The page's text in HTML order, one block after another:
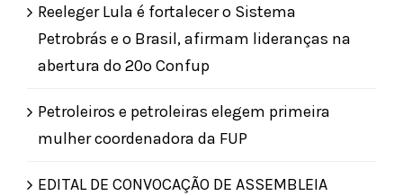
Reeleger Lula é fortalecer o Sistema
Petrobrás e o Brasil, afirmam lideranças na
abertura do 20º Confup
Petroleiros e petroleiras elegem primeira
mulher coordenadora da FUP
EDITAL DE CONVOCAÇÃO DE ASSEMBLEIA